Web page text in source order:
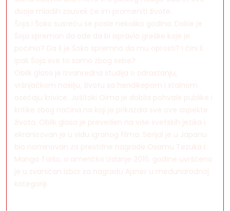
dvoje mladih zauvek će im promeniti živote.
Šoja i Šoko susreću se posle nekoliko godina. Dokle je
Šoja spreman da ode da bi ispravio greške koje je
počinio? Da li je Šoko spremna da mu oprosti? I čini li
ipak Šoja sve to samo zbog sebe?
OblIk glasa je izvanredna studija o odrastanju,
vršnjačkom nasilju, životu sa hendikepom i stalnom
osećaju krivice. Jošitoki Oima je dobila pohvale publike i
kritike zbog načina na koji je prikazala sve ove aspekte
života. OblIk glasa je preveden na više svetskih jezika i
ekranizovan je u vidu igranog filma. Serijal je u Japanu
bio nominovan za prestižne nagrade Osamu Tezuka i
Manga Taišo, a američko izdanje 2016. godine uvršćeno
je u zvaničan izbor za nagradu Ajzner u međunarodnoj
kategoriji.